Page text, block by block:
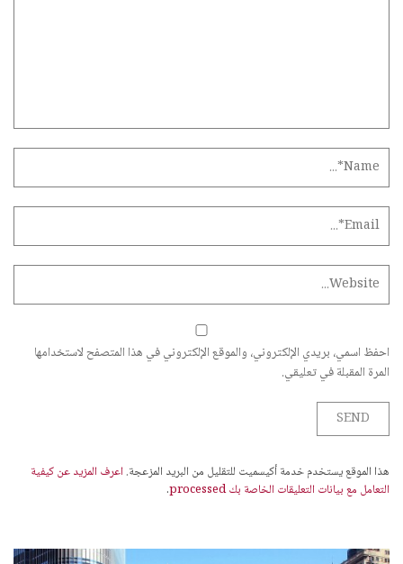
احفظ اسمي، بريدي الإلكتروني، والموقع الإلكتروني في هذا المتصفح لاستخدامها
المرة المقبلة في تعليقي.
هذا الموقع يستخدم خدمة أكيسميت للتقليل من البريد المزعجة.اعرف المزيد عن كيفية
التعامل مع بيانات التعليقات الخاصة بك processed
.